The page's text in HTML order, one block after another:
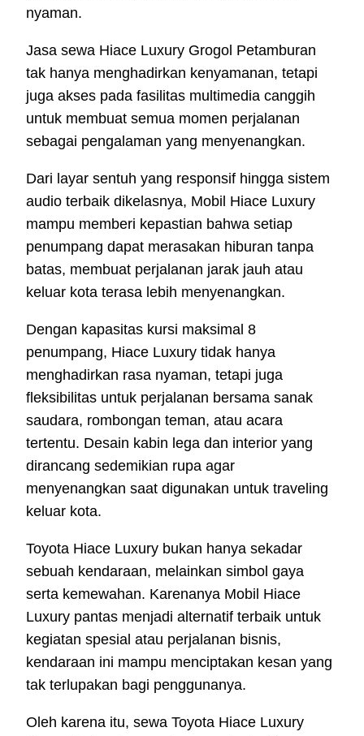
nyaman.
Jasa sewa Hiace Luxury Grogol Petamburan
tak hanya menghadirkan kenyamanan, tetapi
juga akses pada fasilitas multimedia canggih
untuk membuat semua momen perjalanan
sebagai pengalaman yang menyenangkan.
Dari layar sentuh yang responsif hingga sistem
audio terbaik dikelasnya, Mobil Hiace Luxury
mampu memberi kepastian bahwa setiap
penumpang dapat merasakan hiburan tanpa
batas, membuat perjalanan jarak jauh atau
keluar kota terasa lebih menyenangkan.
Dengan kapasitas kursi maksimal 8
penumpang, Hiace Luxury tidak hanya
menghadirkan rasa nyaman, tetapi juga
fleksibilitas untuk perjalanan bersama sanak
saudara, rombongan teman, atau acara
tertentu. Desain kabin lega dan interior yang
dirancang sedemikian rupa agar
menyenangkan saat digunakan untuk traveling
keluar kota.
Toyota Hiace Luxury bukan hanya sekadar
sebuah kendaraan, melainkan simbol gaya
serta kemewahan. Karenanya Mobil Hiace
Luxury pantas menjadi alternatif terbaik untuk
kegiatan spesial atau perjalanan bisnis,
kendaraan ini mampu menciptakan kesan yang
tak terlupakan bagi penggunanya.
Oleh karena itu, sewa Toyota Hiace Luxury